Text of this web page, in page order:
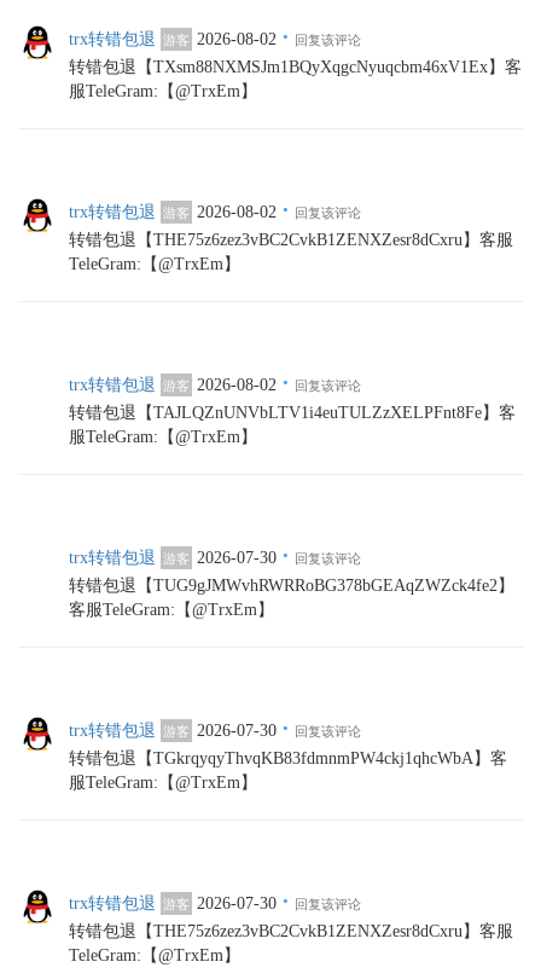
trx转错包退 游客 2026-08-02 · 回复该评论
转错包退【TXsm88NXMSJm1BQyXqgcNyuqcbm46xV1Ex】客
服TeleGram:【@TrxEm】
trx转错包退 游客 2026-08-02 · 回复该评论
转错包退【THE75z6zez3vBC2CvkB1ZENXZesr8dCxru】客服
TeleGram:【@TrxEm】
trx转错包退 游客 2026-08-02 · 回复该评论
转错包退【TAJLQZnUNVbLTV1i4euTULZzXELPFnt8Fe】客
服TeleGram:【@TrxEm】
trx转错包退 游客 2026-07-30 · 回复该评论
转错包退【TUG9gJMWvhRWRRoBG378bGEAqZWZck4fe2】
客服TeleGram:【@TrxEm】
trx转错包退 游客 2026-07-30 · 回复该评论
转错包退【TGkrqyqyThvqKB83fdmnmPW4ckj1qhcWbA】客
服TeleGram:【@TrxEm】
trx转错包退 游客 2026-07-30 · 回复该评论
转错包退【THE75z6zez3vBC2CvkB1ZENXZesr8dCxru】客服
TeleGram:【@TrxEm】